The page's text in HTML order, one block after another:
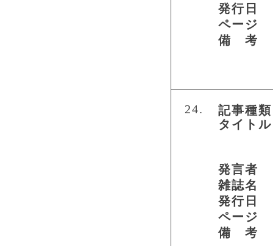
発行日
ページ
備 考
24.
記事種類
タイトル
発言者
雑誌名
発行日
ページ
備 考